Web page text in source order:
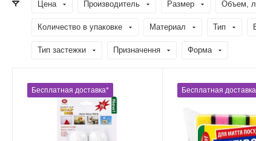
Цена Производитель Размер Объем, л
Количество в упаковке Материал Тип
Тип застежки Призначення Форма
Бесплатная доставка* Бесплатная